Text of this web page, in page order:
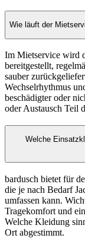
Wie läuft der
Im Mietservice wird
bereitgestellt,
sauber
Wechselrhythmus
beschädigter oder
oder Austausch Teil
Welche
bardusch bietet für
die je nach Bedarf
umfassen kann.
Tragekomfort und
Welche Kleidung
Ort abgestimmt.